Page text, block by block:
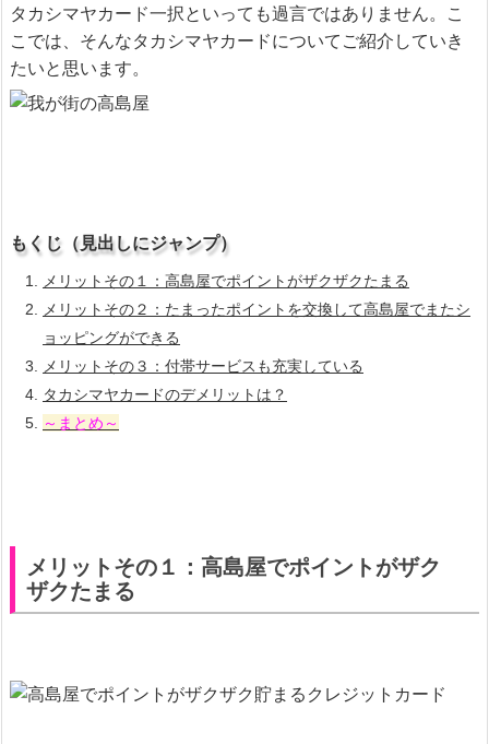
タカシマヤカード一択といっても過言ではありません。こ
こでは、そんなタカシマヤカードについてご紹介していき
たいと思います。
もくじ（見出しにジャンプ）
メリットその１：高島屋でポイントがザクザクたまる
メリットその２：たまったポイントを交換して高島屋でまたシ
ョッピングができる
メリットその３：付帯サービスも充実している
タカシマヤカードのデメリットは？
～まとめ～
メリットその１：高島屋でポイントがザク
ザクたまる